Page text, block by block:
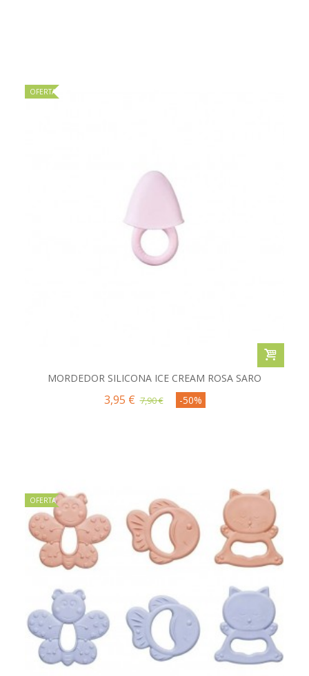
OFERTA
MORDEDOR SILICONA ICE CREAM ROSA SARO
3,95 € 7,90 € -50%
OFERTA